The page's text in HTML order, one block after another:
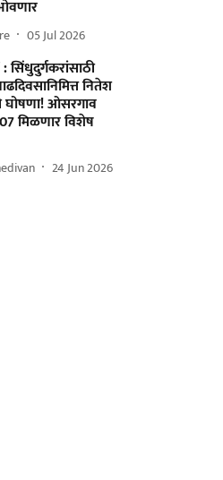
05 Jul 2026
सिंधुदुर्गकरांसाठी
नितेश
घोषणा! ओसरगाव
मिळणार विशेष
24 Jun 2026